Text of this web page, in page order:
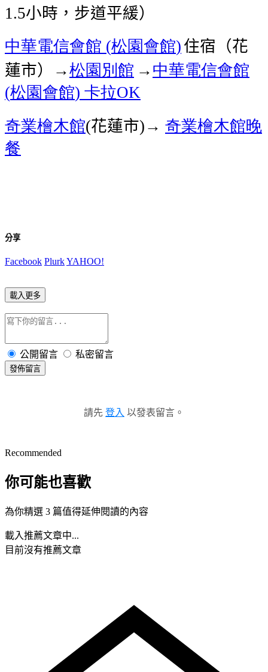
1.5小時，步道平緩）
中華電信會館 (松園會館) 住宿（花
蓮市）→松園別館 →中華電信會館
(松園會館) 卡拉OK
奇業檜木館(花蓮市)→ 奇業檜木館晚
餐
分享
Facebook PlurkYAHOO!
載入更多
公開留言 私密留言
發佈留言
請先 登入 以發表留言。
Recommended
你可能也喜歡
為你精選 3 篇值得延伸閱讀的內容
載入推薦文章中...
目前沒有推薦文章